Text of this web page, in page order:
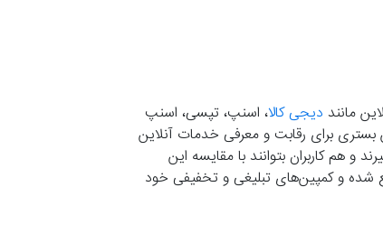
مانند دیجی کالا، اسنپ، تپسی، اسنپ
بستری برای رقابت و معرفی خدمات آنلاین
هم کاربران بتوانند با مقایسه این
شده و کمپین‌های تبلیغی و تخفیفی خود